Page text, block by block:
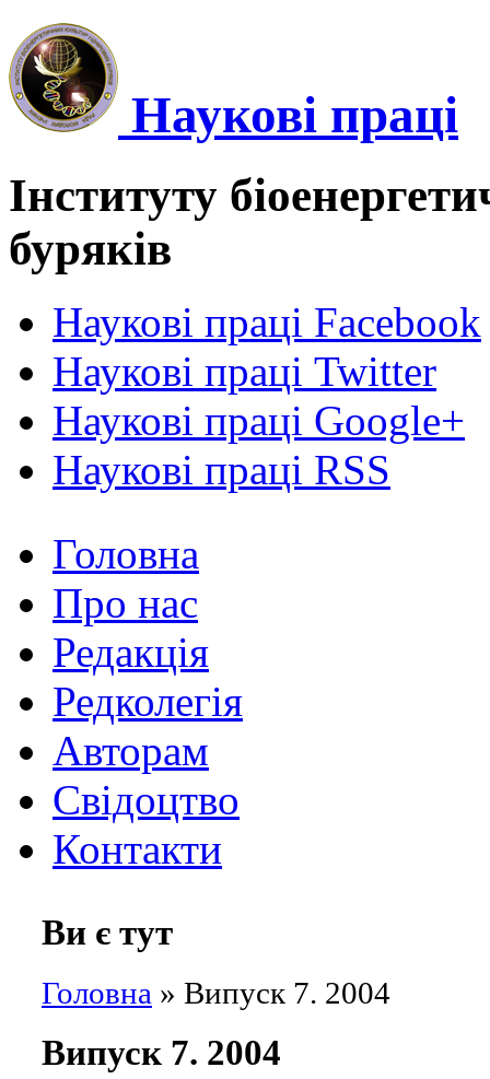
Наукові праці
Інституту
буряків
Наукові праці Facebook
Наукові праці Twitter
Наукові праці Google+
Наукові праці RSS
Головна
Про нас
Редакція
Редколегія
Авторам
Свідоцтво
Контакти
Ви є тут
Головна » Випуск 7. 2004
Випуск 7. 2004